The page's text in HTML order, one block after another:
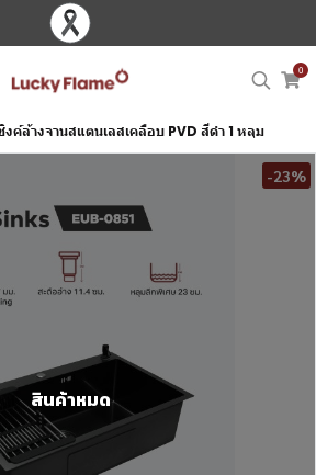
0
งค์ล้างจานสแตนเลสเคลือบ PVD สีดำ 1 หลุม
-23%
สินค้าหมด